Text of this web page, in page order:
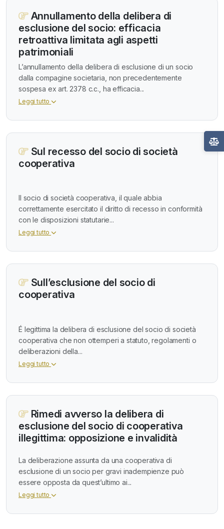
Annullamento della delibera di
esclusione del socio: efficacia
retroattiva limitata agli aspetti
patrimoniali
L’annullamento della delibera di esclusione di un socio
dalla compagine societaria, non precedentemente
sospesa ex art. 2378 c.c., ha efficacia...
Leggi tutto
Sul recesso del socio di società
cooperativa
Il socio di società cooperativa, il quale abbia
correttamente esercitato il diritto di recesso in conformità
con le disposizioni statutarie...
Leggi tutto
Sull’esclusione del socio di
cooperativa
É legittima la delibera di esclusione del socio di società
cooperativa che non ottemperi a statuto, regolamenti o
deliberazioni della...
Leggi tutto
Rimedi avverso la delibera di
esclusione del socio di cooperativa
illegittima: opposizione e invalidità
La deliberazione assunta da una cooperativa di
esclusione di un socio per gravi inadempienze può
essere opposta da quest’ultimo ai...
Leggi tutto